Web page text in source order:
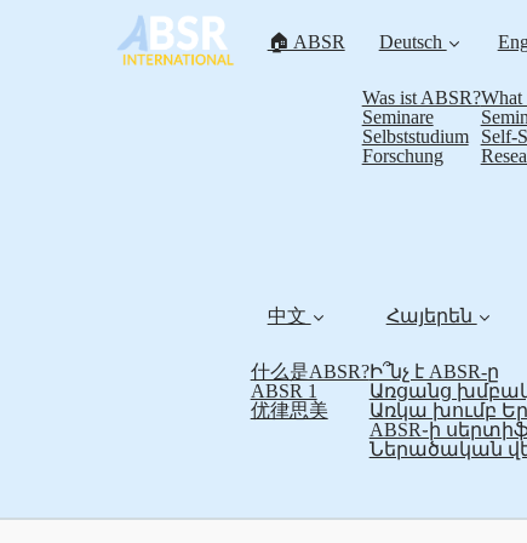
🏠 ABSR Deutsch
Was ist ABSR?
Seminare
Selbststudium
Forschung
What
Self-
中文
什么是ABSR?
ABSR 1
优律思美
Հայերեն
Ի՞նչ է ABSR-ը
Առցանց
Առկա խումբ
ABSR֊ի
Ներածական